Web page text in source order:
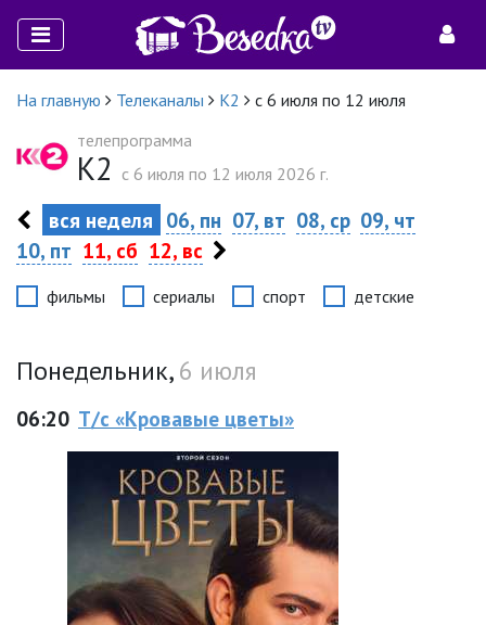
На главную Телеканалы К2
с 6 июля по 12 июля
телепрограмма
К2 c 6 июля по 12 июля 2026 г.
вся неделя 06, пн 07, вт 08, ср 09, чт
10, пт 11, сб 12, вс
фильмы сериалы спорт детские
Понедельник,6 июля
06:20 Т/с «Кровавые цветы»